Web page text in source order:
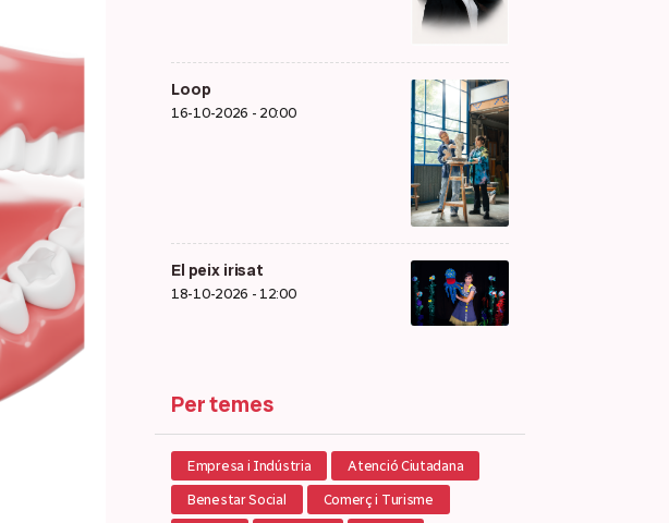
Loop
16-10-2026 - 20:00
El peix irisat
18-10-2026 - 12:00
Per temes
Empresa i Indústria Atenció Ciutadana
Benestar Social Comerç i Turisme